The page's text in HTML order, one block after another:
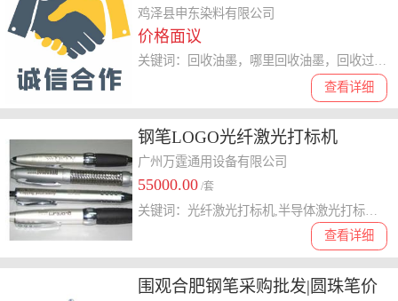
鸡泽县申东染料有限公司
价格面议
查看详细
钢笔LOGO光纤激光打标机
广州万霆通用设备有限公司
55000.00 /套
查看详细
围观合肥钢笔采购批发|圆珠笔价